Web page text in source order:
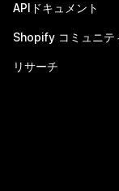
APIドキュメント
Shopify コミュニテ
リサーチ